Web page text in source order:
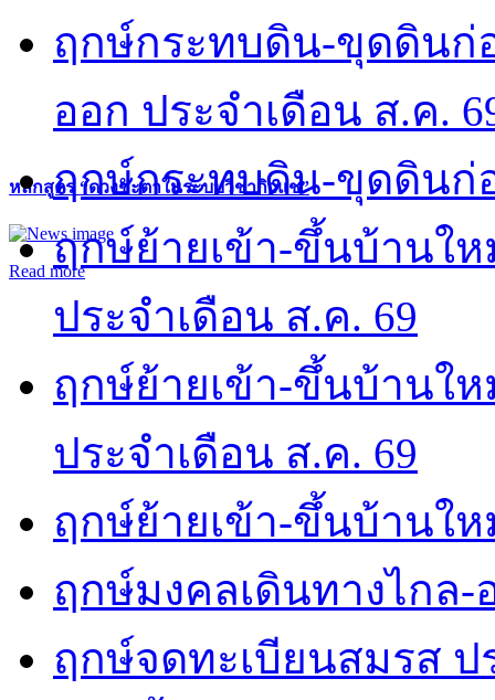
หลักสูตร “ดวงชะตาในระบบวิชากิวแช”
Read more
ฤกษ์กระทบดิน-ขุดดินก่
ออก ประจำเดือน ส.ค.
ฤกษ์กระทบดิน-ขุดดินก่
ฤกษ์ย้ายเข้า-ขึ้นบ้านใ
ประจำเดือน ส.ค. 69
ฤกษ์ย้ายเข้า-ขึ้นบ้านใ
ประจำเดือน ส.ค. 69
ฤกษ์ย้ายเข้า-ขึ้นบ้านให
ฤกษ์มงคลเดินทางไกล-
ฤกษ์จดทะเบียนสมรส ป